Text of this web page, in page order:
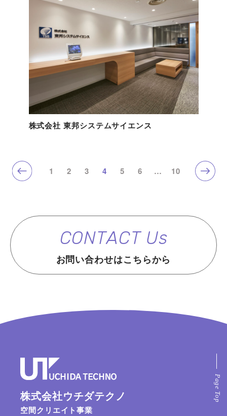
株式会社 東邦システムサイエンス
1 2 3 4 5 6 … 10
CONTACT Us
お問い合わせはこちらから
株式会社ウチダテクノ
空間クリエイト事業